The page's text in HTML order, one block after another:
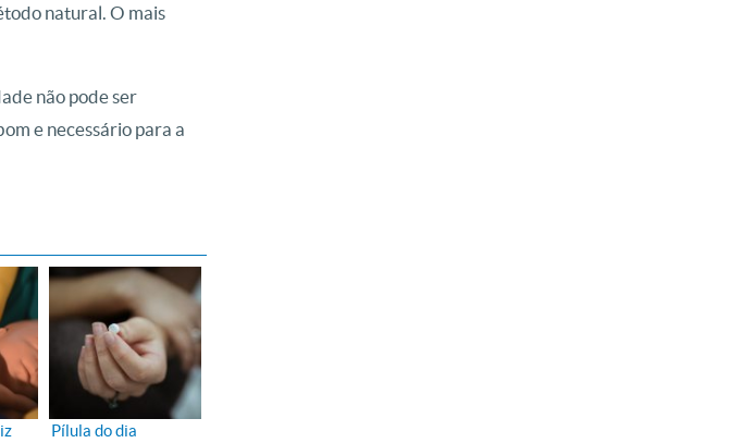
natural. O mais
não pode ser
e necessário para a
Pílula do dia